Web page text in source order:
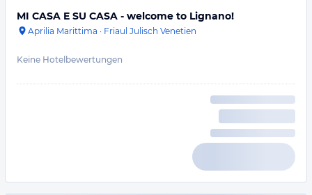
MI CASA E SU CASA - welcome to Lignano!
Aprilia Marittima · Friaul Julisch Venetien
Keine Hotelbewertungen